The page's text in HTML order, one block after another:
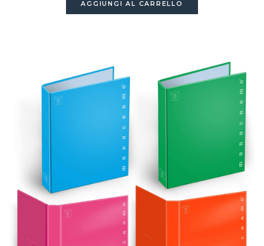
AGGIUNGI AL CARRELLO